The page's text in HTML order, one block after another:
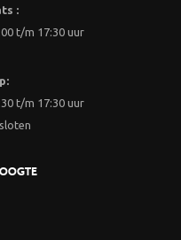
:
t/m 17:30 uur
t/m 17:30 uur